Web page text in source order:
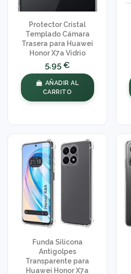
Protector Cristal
Templado Cámara
Trasera para Huawei
Honor X7a Vidrio
5,95 €
AÑADIR AL
CARRITO
Funda Silicona
Antigolpes
Transparente para
Huawei Honor X7a